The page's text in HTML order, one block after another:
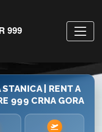
999
| RENT A
999 CRNA GORA